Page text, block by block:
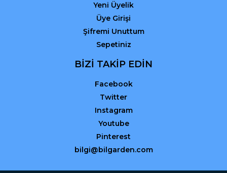
Yeni Üyelik
Üye Girişi
Şifremi Unuttum
Sepetiniz
BİZİ TAKİP EDİN
Facebook
Twitter
Instagram
Youtube
Pinterest
bilgi@bilgarden.com